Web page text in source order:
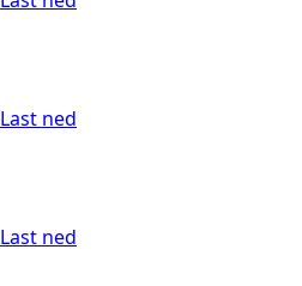
Last ned
Last ned